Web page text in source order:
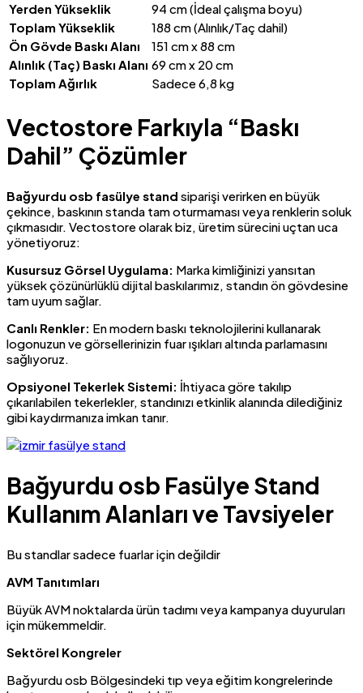
Yerden Yükseklik
94 cm (İdeal çalışma boyu)
Toplam Yükseklik
188 cm (Alınlık/Taç dahil)
Ön Gövde Baskı Alanı
151 cm x 88 cm
Alınlık (Taç) Baskı Alanı 69 cm x 20 cm
Toplam Ağırlık
Sadece 6,8 kg
Vectostore Farkıyla “Baskı
Dahil” Çözümler
Bağyurdu osb fasülye stand siparişi verirken en büyük
çekince, baskının standa tam oturmaması veya renklerin soluk
çıkmasıdır. Vectostore olarak biz, üretim sürecini uçtan uca
yönetiyoruz:
Kusursuz Görsel Uygulama: Marka kimliğinizi yansıtan
yüksek çözünürlüklü dijital baskılarımız, standın ön gövdesine
tam uyum sağlar.
Canlı Renkler: En modern baskı teknolojilerini kullanarak
logonuzun ve görsellerinizin fuar ışıkları altında parlamasını
sağlıyoruz.
Opsiyonel Tekerlek Sistemi: İhtiyaca göre takılıp
çıkarılabilen tekerlekler, standınızı etkinlik alanında dilediğiniz
gibi kaydırmanıza imkan tanır.
Bağyurdu osb Fasülye Stand
Kullanım Alanları ve Tavsiyeler
Bu standlar sadece fuarlar için değildir
AVM Tanıtımları
Büyük AVM noktalarda ürün tadımı veya kampanya duyuruları
için mükemmeldir.
Sektörel Kongreler
Bağyurdu osb Bölgesindeki tıp veya eğitim kongrelerinde